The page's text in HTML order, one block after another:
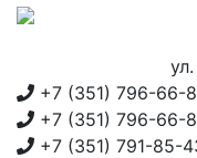
+7 (351) 796-66-
+7 (351) 796-66-
+7 (351) 791-85-